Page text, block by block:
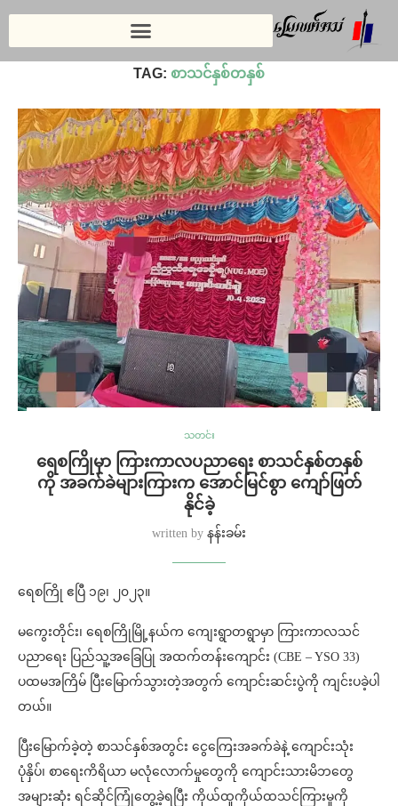
စာသင်နှစ်တနှစ်
TAG: စာသင်နှစ်တနှစ်
သတင်း
ရေစကြိုမှာ ကြားကာလပညာရေး စာသင်နှစ်တနှစ်
ကို အခက်ခဲများကြားက အောင်မြင်စွာ ကျော်ဖြတ်
နိုင်ခဲ့
written by နန်းခမ်း
ရေစကြို ဧပြီ ၁၉၊ ၂၀၂၃။
မကွေးတိုင်း၊ ရေစကြိုမြို့နယ်က ကျေးရွာတရွာမှာ ကြားကာလသင်
ပညာရေး ပြည်သူ့အခြေပြု အထက်တန်းကျောင်း (CBE – YSO 33)
ပထမအကြိမ် ပြီးမြောက်သွားတဲ့အတွက် ကျောင်းဆင်းပွဲကို ကျင်းပခဲ့ပါ
တယ်။
ပြီးမြောက်ခဲ့တဲ့ စာသင်နှစ်အတွင်း ငွေကြေးအခက်ခဲနဲ့ ကျောင်းသုံး
ပုံနှိပ်၊ စာရေးကိရိယာ မလုံလောက်မှုတွေကို ကျောင်းသားမိဘတွေ
အများဆုံး ရင်ဆိုင်ကြုံတွေ့ခဲ့ရပြီး ကိုယ်ထူကိုယ်ထသင်ကြားမှုကို